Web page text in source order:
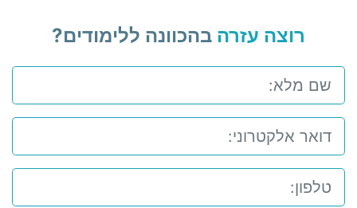
רוצה עזרה בהכוונה ללימודים?